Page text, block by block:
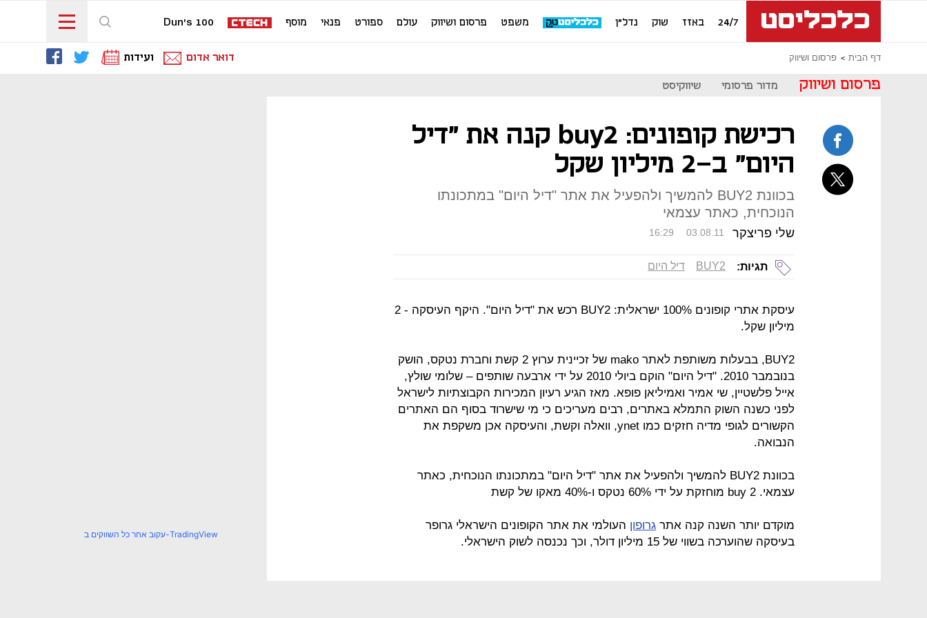
24/7 באזז שוק נדל"ן משפט פרסום ושיווק עולם ספורט פנאי מוסף Dun's 100
דף הבית פרסום ושיווק דואר אדום ועידות
פרסום ושיווק מדור פרסומי שיווקיסט
רכישת קופונים: buy2 קנה את "דיל
היום" ב-2 מיליון שקל
בכוונת BUY2 להמשיך ולהפעיל את אתר "דיל היום" במתכונתו
הנוכחית, כאתר עצמאי
שלי פריצקר 16:29 03.08.11
תגיות: BUY2 דיל היום
עיסקת אתרי קופונים 100% ישראלית: BUY2 רכש את "דיל היום". היקף העיסקה - 2
מיליון שקל.
BUY2, בבעלות משותפת לאתר mako של זכיינית ערוץ 2 קשת וחברת נטקס, הושק
בנובמבר 2010. "דיל היום" הוקם ביולי 2010 על ידי ארבעה שותפים – שלומי שולץ,
אייל פלשטיין, שי אמיר ואמיליאן פופא. מאז הגיע רעיון המכירות הקבוצתיות לישראל
לפני כשנה השוק התמלא באתרים, רבים מעריכים כי מי שישרוד בסוף הם האתרים
הקשורים לגופי מדיה חזקים כמו ynet, וואלה וקשת, והעיסקה אכן משקפת את
הנבואה.
בכוונת BUY2 להמשיך ולהפעיל את אתר "דיל היום" במתכונתו הנוכחית, כאתר
עצמאי. buy 2 מוחזקת על ידי 60% נטקס ו-40% מאקו של קשת
מוקדם יותר השנה קנה אתר גרופון העולמי את אתר הקופונים הישראלי גרופר
בעיסקה שהוערכה בשווי של 15 מיליון דולר, וכך נכנסה לשוק הישראלי.
עקוב אחר כל השווקים ב-TradingView